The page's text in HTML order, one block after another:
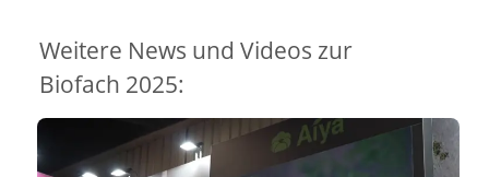
Weitere News und Videos zur
Biofach 2025: